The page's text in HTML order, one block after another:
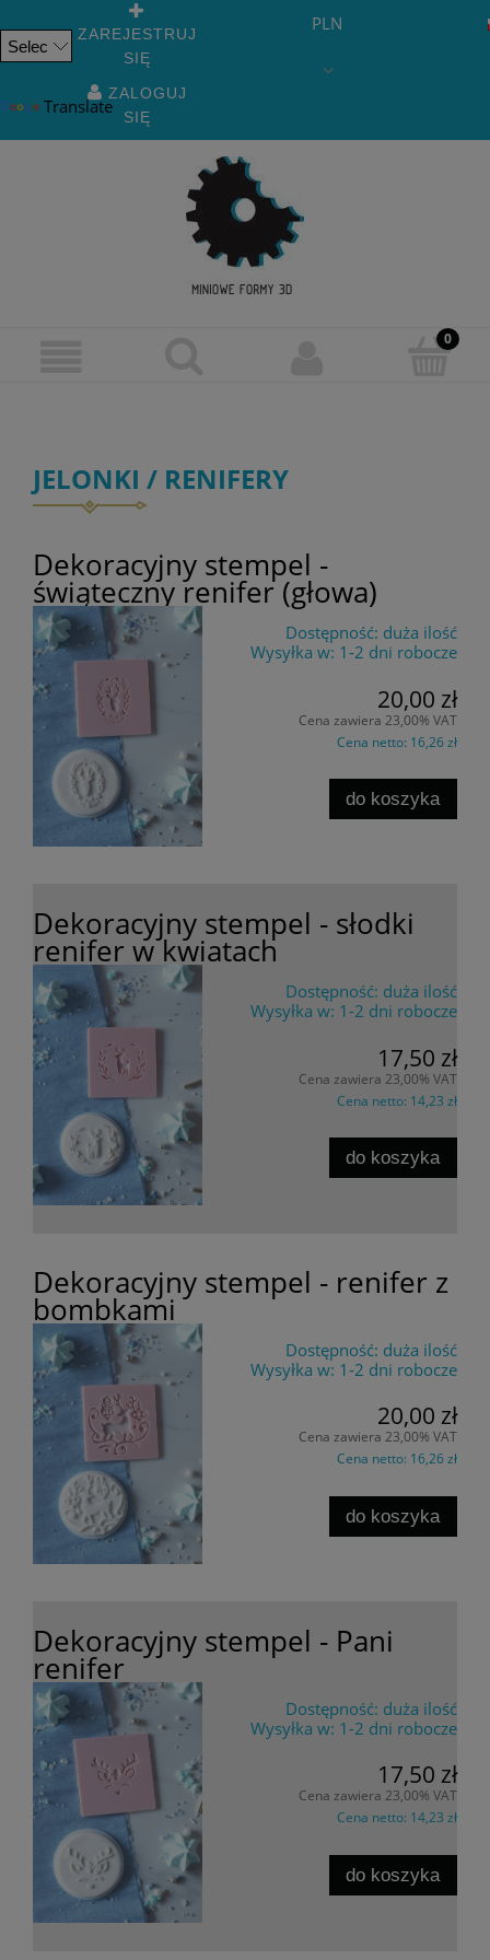
Translate
ZAREJESTRUJ
SIĘ
ZALOGUJ
SIĘ
PLN
JELONKI / RENIFERY
Dekoracyjny stempel -
świąteczny renifer (głowa)
Dostępność: duża ilość
Wysyłka w: 1-2 dni robocze
20,00 zł
Cena zawiera 23,00% VAT
Cena netto: 16,26 zł
do koszyka
Dekoracyjny stempel - słodki
renifer w kwiatach
Dostępność: duża ilość
Wysyłka w: 1-2 dni robocze
17,50 zł
Cena zawiera 23,00% VAT
Cena netto: 14,23 zł
do koszyka
Dekoracyjny stempel - renifer z
bombkami
Dostępność: duża ilość
Wysyłka w: 1-2 dni robocze
20,00 zł
Cena zawiera 23,00% VAT
Cena netto: 16,26 zł
do koszyka
Dekoracyjny stempel - Pani
renifer
Dostępność: duża ilość
Wysyłka w: 1-2 dni robocze
17,50 zł
Cena zawiera 23,00% VAT
Cena netto: 14,23 zł
do koszyka